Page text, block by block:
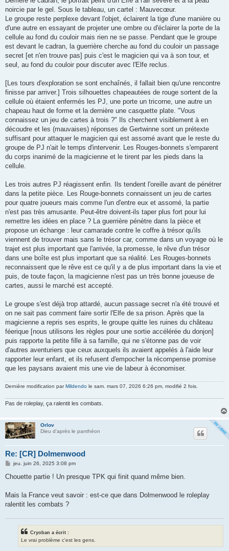
noircie par le gel. Sous le tableau, un cartel : Mauvecœur.
Le groupe reste perplexe devant l'objet, éclairent la tige d'une manière ou
d'une autre en essayant de projeter une ombre ou d'éclairer la porte de la
cellule au fond du couloir mais rien ne se passe. Pendant que le groupe
est devant le cadran, la guerrière cherche au fond du couloir un passage
secret [et n'en trouve pas] puis c'est le magicien qui va à son tour, et
seul, au fond du couloir pour discuter avec l'Elfe reclus.
[Les tours d'exploration se sont enchaînés, il fallait bien qu'une rencontre
finisse par arriver.] Trois silhouettes chapeautées de rouge sortent de la
cellule où étaient enfermés les PJ, une porte un tricorne, une autre un
chapeau haut de forme et la dernière une casquette plate. "Vous
connaissez un jeu de cartes à trois ?" Ils cherchent visiblement à en
découdre et les (mauvaises) réponses de Gertwinne sont un prétexte
suffisant pour attaquer le magicien qui est assomé avant que le reste du
groupe de PJ n'ait le temps d'intervenir. Les Rouges-bonnets s'emparent
du corps inanimé de la magicienne et le tirent par les pieds dans la
cellule.
Les trois autres PJ réagissent enfin. Ils tendent l'oreille avant de pénétrer
dans la petite pièce. Les Rouge-bonnets connaissent un jeu de cartes
pour quatre joueurs mais comme l'un d'entre eux et assomé, la partie
n'est pas très amusante. Peut-être doivent-ils taper plus fort pour lui
remettre les idées en place ? La guerrière pénètre dans la pièce et
propose un échange : leur camarade contre le coffre à trésor qu'ils
viennent de trouver mais sans le trésor car, comme dans un voyage où le
trajet est plus important que l'arrivée, la promesse, le rêve d'un trésor
dans une boîte est plus important que sa réalité. Les Rouges-bonnets
reconnaissent que le rêve est ce qu'il y a de plus important dans la vie et
puis, de toute façon, la magicienne n'est pas un très bonne joueuse de
cartes, aussi le marché est accepté.
Le groupe s'est déjà trop attardé, aucun passage secret n'a été trouvé et
on ne sait pas comment faire sortir l'Elfe de sa prison. Après que la
magicienne a repris ses esprits, le groupe quitte les ruines du château
féerique [nous utilisons les règles pour une sortie accélérée du donjon]
puis rapporte la petite fille à sa famille, qui ne s'étonne pas de voir
d'autres aventuriers que ceux auxquels ils avaient appelés à l'aide leur
rapporter leur enfant, et ils refusent d'empocher la récompense promise
que les paysans avaient mis une vie de labeur à économiser.
Dernière modification parMildendo le sam. mars 07, 2026 6:26 pm, modifié 2 fois.
Pas de roleplay, ça ralentit les combats.
Orlov
Dieu d'après le panthéon
Re: [CR] Dolmenwood
M
s
g
jeu. juin 26, 2025 3:08 pm
Chouette partie ! Un presque TPK qui finit quand même bien.
Mais la France veut savoir : est-ce que dans Dolmenwood le roleplay
ralentit les combats ?
Cryoban a écrit :
Le vrai problème c'est les gens.